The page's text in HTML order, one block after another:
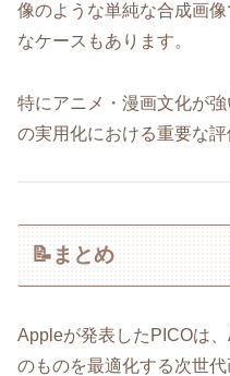
像のような単純な合成画
なケースもあります。
特にアニメ・漫画文化が
の実用化における重要な
📝まとめ
Appleが発表したPICOは
のものを最適化する次世